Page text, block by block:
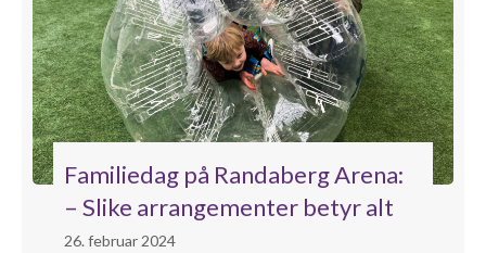
Familiedag på Randaberg Arena:
– Slike arrangementer betyr alt
26. februar 2024